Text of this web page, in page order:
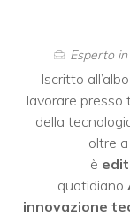
Esperto
Iscritto
lavorare presso
della
oltre a
è
quotidiano
innovazione